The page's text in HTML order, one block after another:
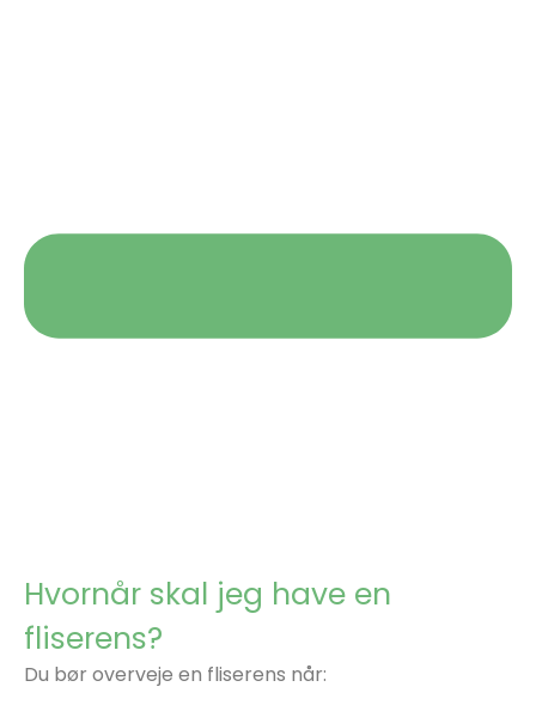
Hvornår skal jeg have en
fliserens?
Du bør overveje en fliserens når: